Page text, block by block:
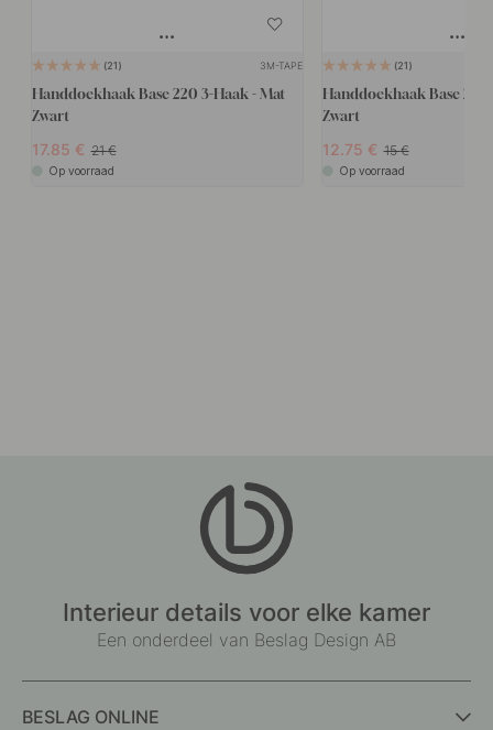
21 3M-TAPE
Handdoekhaak Base 220 3-Haak - Mat
Zwart
17.85 21
Op voorraad
21
Handdoekhaak Base 220
Zwart
12.75 15
Op voorraad
Interieur details voor elke kamer
Een onderdeel van Beslag Design AB
BESLAG ONLINE